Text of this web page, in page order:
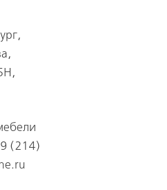
,
(214)